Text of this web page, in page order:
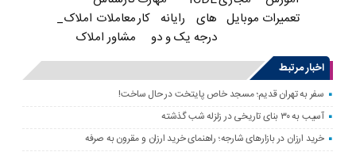
تعمیرات موبایل های رایانه کار
درجه یک و دو
معاملات املاک_
مشاور املاک
اخبار مرتبط
سفر به تهران قدیم؛ مسجد خاص پایتخت در حال ساخت!
آسیب به ۳۰ بنای تاریخی در زلزله شب گذشته
خرید ارزان در بازارهای شارجه؛ راهنمای خرید ارزان و مقرون به صرفه